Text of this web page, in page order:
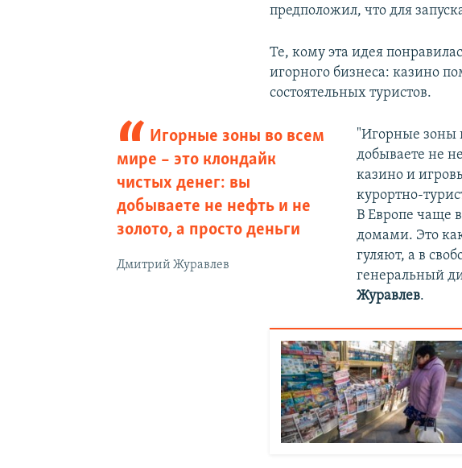
предположил, что для
Те, кому эта идея
игорного бизнеса: казино
состоятельных туристов.
Игорные зоны во всем
мире – это клондайк
чистых денег: вы
добываете не нефть и не
золото, а просто деньги
Дмитрий Журавлев
"Игорные зоны
добываете не
казино и
курортно-
В Европе чаще
домами. Это
гуляют, а в
генеральный
Журавлев.